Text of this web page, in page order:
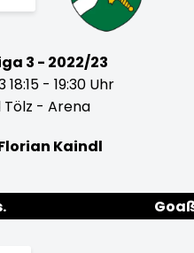
3 - 2022/23
18:15 - 19:30 Uhr
Tölz - Arena
Kaindl